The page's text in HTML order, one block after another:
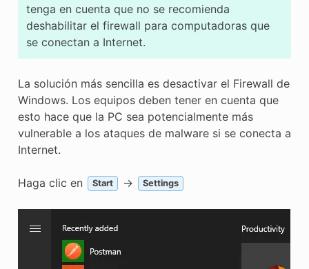
tenga en cuenta que no se recomienda
deshabilitar el firewall para computadoras que
se conectan a Internet.
La solución más sencilla es desactivar el Firewall de
Windows. Los equipos deben tener en cuenta que
esto hace que la PC sea potencialmente más
vulnerable a los ataques de malware si se conecta a
Internet.
Haga clic en Start -> Settings